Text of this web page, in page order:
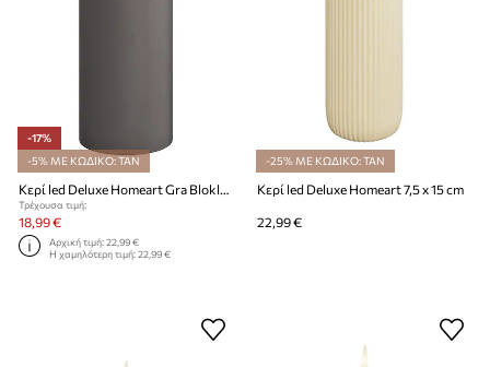
-17%
-5% ΜΕ ΚΩΔΙΚΟ: TAN
Κερί led Deluxe Homeart Gra Bloklys 7,5 x 20 cm
Τρέχουσα τιμή:
18,99 €
Αρχική τιμή:22,99 €
Η χαμηλότερη τιμή:22,99 €
-25% ΜΕ ΚΩΔΙΚΟ: TAN
Κερί led Deluxe Homeart 7,5 x 15 cm
22,99 €